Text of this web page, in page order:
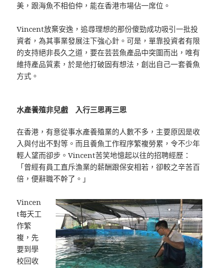
美，跟海魚不相伯仲，能在香港市場佔一席位。
Vincent放棄安逸，追尋理想的那份傻勁成功吸引一批投
資者，為其事業發展注下強心針。可是，單靠投資者有限
的支持絕非長久之道，要在芸芸魚產品中突圍而出，唯有
維持產品質素，於是他打破固有想法，創出自己一套養魚
方式。
水產養殖非兒戲 入行三思再三思
在香港，有意從事水產養殖業的人數不多，主要原因是收
入與付出不對等。而且養魚工作程序繁複勞累，令不少年
輕人望而卻步。Vincent苦笑地憶起以往的招聘經歷：
「曾經有員工直斥漁業的薪酬跟保安相若，卻較之辛苦百
倍，便辭職不幹了。」
Vincen
t每天工
作繁
複，先
要到學
校回收